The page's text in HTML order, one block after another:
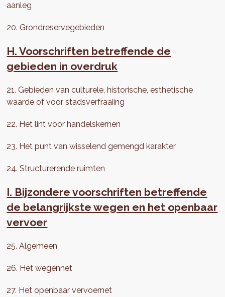
aanleg
20. Grondreservegebieden
H. Voorschriften betreffende de
gebieden in overdruk
21. Gebieden van culturele, historische, esthetische
waarde of voor stadsverfraaiing
22. Het lint voor handelskernen
23. Het punt van wisselend gemengd karakter
24. Structurerende ruimten
I. Bijzondere voorschriften betreffende
de belangrijkste wegen en het openbaar
vervoer
25. Algemeen
26. Het wegennet
27. Het openbaar vervoernet